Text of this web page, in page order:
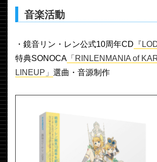
音楽活動
・鏡音リン・レン公式10周年CD 『
特典SONOCA 「RINLENMANIA of
LINEUP」 選曲・音源制作